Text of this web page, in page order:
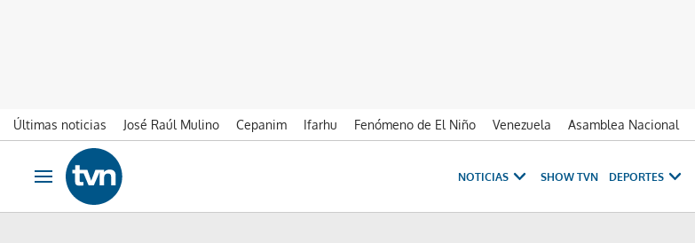
Últimas noticias José Raúl Mulino Cepanim Ifarhu Fenómeno de El Niño Venezuela Asamblea Nacional
Ir al contenido
Obrir navegació
NOTICIAS SHOW TVN DEPORTES